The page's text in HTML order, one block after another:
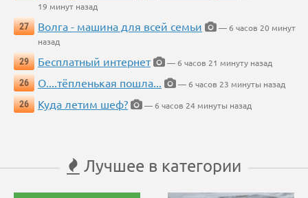
19 минут назад
27
Волга - машина для всей семьи
— 6 часов 20 минут
назад
29
Бесплатный интернет
— 6 часов 21 минуту назад
26
О....тёпленькая пошла...
— 6 часов 23 минуты назад
26
Куда летим шеф? — 6 часов 24 минуты назад
Лучшее в категории